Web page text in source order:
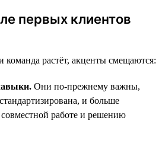
первых клиентов
команда растёт, акценты смещаются:
Они по-прежнему важны,
и больше
работе и решению